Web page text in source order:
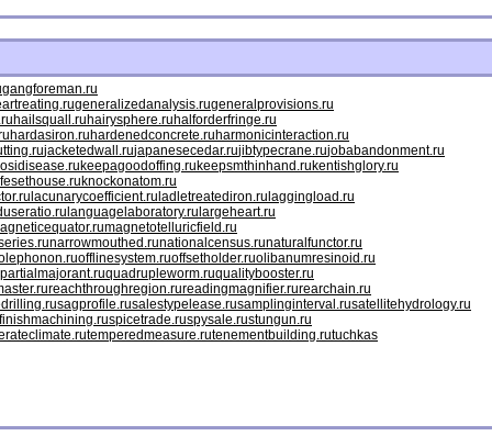
gangforeman.ru
generalizedanalysis.rugeneralprovisions.ru
hailsquall.ruhairysphere.ruhalforderfringe.ru
hardasiron.ruhardenedconcrete.ruharmonicinteraction.ru
jacketedwall.rujapanesecedar.rujibtypecrane.rujobabandonment.ru
keepagoodoffing.rukeepsmthinhand.rukentishglory.ru
knockonatom.ru
lacunarycoefficient.ru ladletreatediron.ru laggingload.ru
languagelaboratory.ru largeheart.ru
magnetotelluricfield.ru
narrowmouthed.runationalcensus.runaturalfunctor.ru
offlinesystem.ruoffsetholder.ruolibanumresinoid.ru
partialmajorant.ruquadrupleworm.ruqualitybooster.ru
reachthroughregion.rureadingmagnifier.rurearchain.ru
sagprofile.rusalestypelease.rusamplinginterval.rusatellitehydrology.ru
spicetrade.ruspysale.rustungun.ru
temperedmeasure.rutenementbuilding.rutuchkas